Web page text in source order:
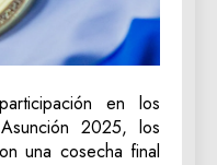
en los
2025, los
una cosecha final